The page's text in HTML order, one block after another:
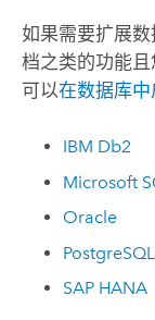
如果需要扩展
档之类的功能
可以在数据库
IBM Db2
Microsoft
Oracle
PostgreSQL
SAP HANA